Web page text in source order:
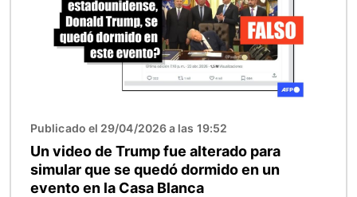
Publicado el 29/04/2026 a las 19:52
Un video de Trump fue alterado para
simular que se quedó dormido en un
evento en la Casa Blanca